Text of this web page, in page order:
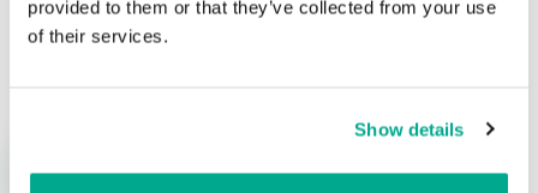
provided to them or that they’ve collected from your use
of their services.
Show details
Nombre*